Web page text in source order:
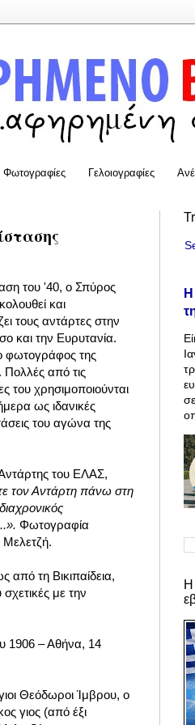
Φωτογραφίες Γελοιογραφίες
του '40, ο Σπύρος
και
τους αντάρτες στην
και την Ευρυτανία.
φωτογράφος της
Πολλές από τις
του χρησιμοποιούνται
ως ιδανικές
του αγώνα της
του ΕΛΑΣ,
τον Αντάρτηπάνω στη
».Φωτογραφία
από τη Βικιπαίδεια,
με την
1906 – Αθήνα, 14
Θεόδωροι Ίμβρου, ο
γιος (από έξι
Η